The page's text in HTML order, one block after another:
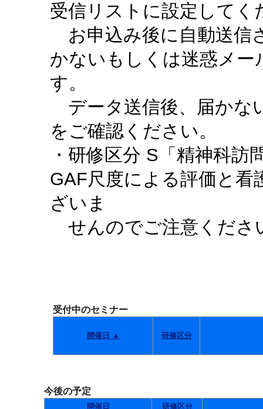
受信リストに設定してく
お申込み後に自動送信
かないもしくは迷惑メ
す。
データ送信後、届かな
をご確認ください。
・研修区分 S「精神科
GAF尺度による評価と看
ざいま
せんのでご注意くださ
受付中のセミナー
開催日 ▲ 研修区分
今後の予定
開催日 研修区分